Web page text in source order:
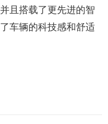
且搭载了更先进的智
车辆的科技感和舒适